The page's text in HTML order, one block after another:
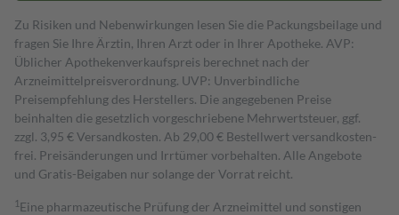
Zu Risiken und Nebenwirkungen lesen Sie die Packungsbeilage und
fragen Sie Ihre Ärztin, Ihren Arzt oder in Ihrer Apotheke. AVP:
Üblicher Apothekenverkaufspreis berechnet nach der
Arzneimittelpreisverordnung. UVP: Unverbindliche
Preisempfehlung des Herstellers. Die angegebenen Preise
beinhalten die gesetzlich vorgeschriebene Mehrwertsteuer, ggf.
zzgl. 3,95 € Versandkosten. Ab 29,00 € Bestell­wert versand­kosten­
frei. Preisänderungen und Irrtümer vorbehalten. Alle Angebote
und Gratis-Beigaben nur solange der Vorrat reicht.
1 Eine pharmazeutische Prüfung der Arzneimittel und sonstigen